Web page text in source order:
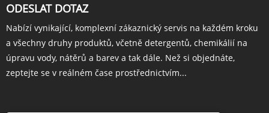
ODESLAT DOTAZ
Nabízí vynikající, komplexní zákaznický servis na každém kroku
a všechny druhy produktů, včetně detergentů, chemikálií na
úpravu vody, nátěrů a barev a tak dále. Než si objednáte,
zeptejte se v reálném čase prostřednictvím...